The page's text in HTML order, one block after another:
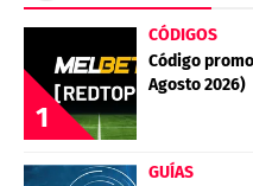
1
CÓDIGOS
Código
Agosto 2026)
GUÍAS